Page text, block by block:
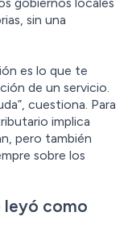
sin una
es lo que te
de un servicio.
cuestiona. Para
implica
pero también
sobre los
leyó como